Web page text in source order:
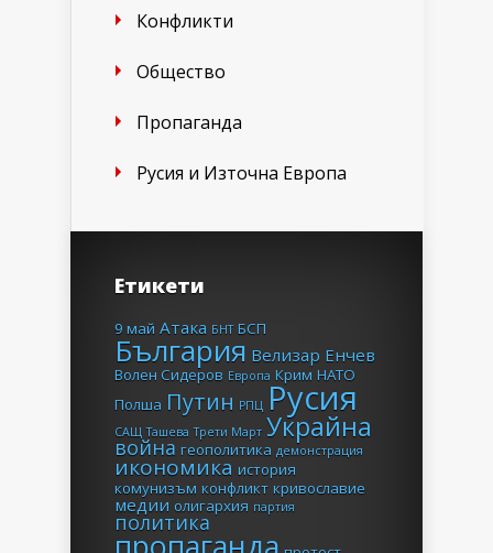
Конфликти
Общество
Пропаганда
Русия и Източна Европа
Етикети
9 май Атака БНТ БСП
България Велизар Енчев
Волен Сидеров Европа Крим НАТО
Полша Путин РПЦ Русия
САЩ Ташева Трети Март Украйна
война геополитика демонстрация
икономика история
комунизъм конфликт кривославие
медии олигархия партия
политика